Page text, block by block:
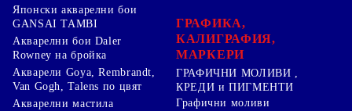
Японски акварелни бои
GANSAI TAMBI
Акварелни бои Daler
Rowney на бройка
Акварели Goya, Rembrandt,
Van Gogh, Talens по цвят
Акварелни мастила
ГРАФИКА,
КАЛИГРАФИЯ,
МАРКЕРИ
ГРАФИЧНИ МОЛИВИ ,
КРЕДИ и ПИГМЕНТИ
Графични моливи